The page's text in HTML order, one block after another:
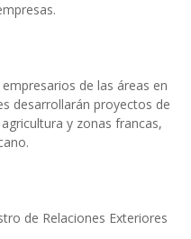
de las áreas en
desarrollarán proyectos de
y zonas francas,
de Relaciones Exteriores